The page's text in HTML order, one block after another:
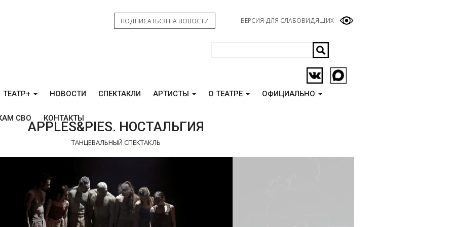
ВЕРСИЯ ДЛЯ СЛАБОВИДЯЩИХ
ПОДПИСАТЬСЯ НА НОВОСТИ
ТЕАТР+ НОВОСТИ СПЕКТАКЛИ АРТИСТЫ О ТЕАТРЕ ОФИЦИАЛЬНО
СВО КОНТАКТЫ
APPLES&PIES. НОСТАЛЬГИЯ
ТАНЦЕВАЛЬНЫЙ СПЕКТАКЛЬ